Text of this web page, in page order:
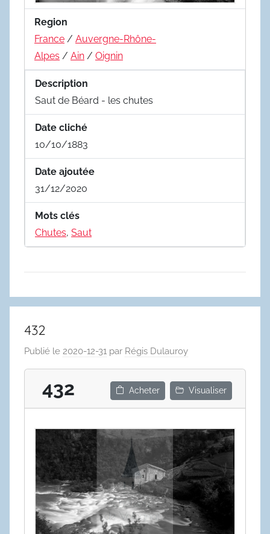
Region
France / Auvergne-Rhône-
Alpes / Ain / Oignin
Description
Saut de Béard - les chutes
Date cliché
10/10/1883
Date ajoutée
31/12/2020
Mots clés
Chutes, Saut
432
Publié le 2020-12-31 par Régis Dulauroy
432 Acheter Visualiser